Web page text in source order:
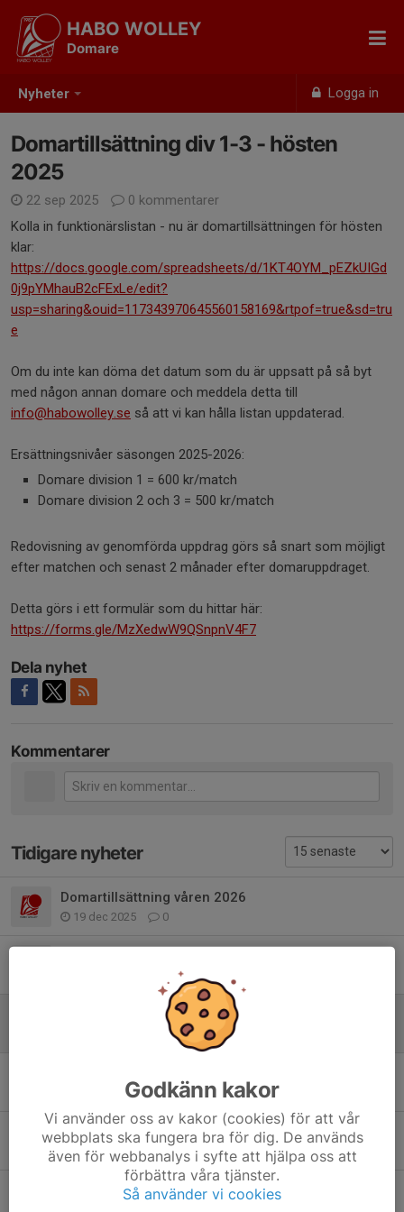
Nyheter Logga in
HABO WOLLEY
Domare
Domartillsättning div 1-3 - hösten
2025
22 sep 2025
0 kommentarer
Kolla in funktionärslistan - nu är domartillsättningen för hösten
klar:
https://docs.google.com/spreadsheets/d/1KT4OYM_pEZkUIGd
0j9pYMhauB2cFExLe/edit?
usp=sharing&ouid=117343970645560158169&rtpof=true&sd=tru
e
Om du inte kan döma det datum som du är uppsatt på så byt
med någon annan domare och meddela detta till
info@habowolley.se så att vi kan hålla listan uppdaterad.
Ersättningsnivåer säsongen 2025-2026:
Domare division 1 = 600 kr/match
Domare division 2 och 3 = 500 kr/match
Redovisning av genomförda uppdrag görs så snart som möjligt
efter matchen och senast 2 månader efter domaruppdraget.
Detta görs i ett formulär som du hittar här:
https://forms.gle/MzXedwW9QSnpnV4F7
Dela nyhet
Kommentarer
Tidigare nyheter
Domartillsättning våren 2026
19 dec 2025 0
Domartillsättning div 1-3 - hösten 2025
0
19 aug 2025 0
Redovisning av domaruppdrag
15 jan 2025 0
Regelkommentarer 2024-2025
Godkänn kakor
Vi använder oss av kakor (cookies) för att vår
webbplats ska fungera bra för dig. De används
även för webbanalys i syfte att hjälpa oss att
förbättra våra tjänster.
Så använder vi cookies